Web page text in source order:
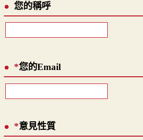
您的稱呼
*您的Email
*意見性質